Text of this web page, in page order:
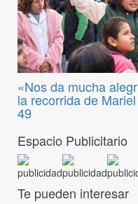
«Nos da mucha
la recorrida de
49
Espacio Publicitario
Te pueden interesar